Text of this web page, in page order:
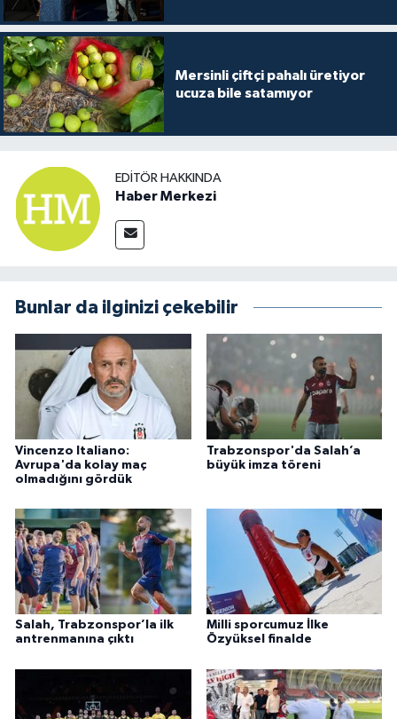
Mersinli çiftçi pahalı üretiyor
ucuza bile satamıyor
EDITÖR HAKKINDA
Haber Merkezi
Bunlar da ilginizi çekebilir
Vincenzo Italiano:
Avrupa'da kolay maç
olmadığını gördük
Trabzonspor'da Salah’a
büyük imza töreni
Salah, Trabzonspor’la ilk
antrenmanına çıktı
Milli sporcumuz İlke
Özyüksel finalde